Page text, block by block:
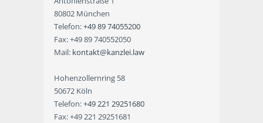
80802 München
Telefon:+49 89 74055200
Fax: +49 89 740552050
Mail: kontakt@kanzlei.law
Hohenzollernring 58
50672 Köln
Telefon:+49 221 29251680
Fax: +49 221 29251681